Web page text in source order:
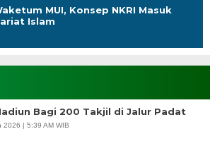
MUI, Konsep NKRI Masuk
Islam
Bagi 200 Takjil di Jalur Padat
2026 | 5:39 AM WIB